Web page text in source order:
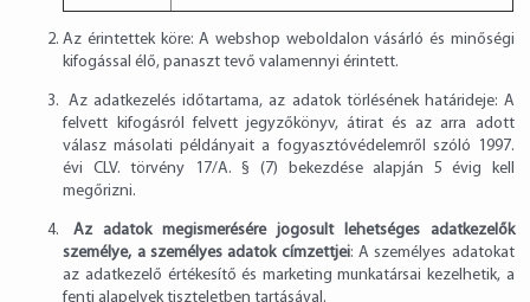
Az érintettek köre: A webshop weboldalon vásárló és minőségi
kifogással élő, panaszt tevő valamennyi érintett.
Az adatkezelés időtartama, az adatok törlésének határideje: A
felvett kifogásról felvett jegyzőkönyv, átirat és az arra adott
válasz másolati példányait a fogyasztóvédelemről szóló 1997.
évi CLV. törvény 17/A. § (7) bekezdése alapján 5 évig kell
megőrizni.
Az adatok megismerésére jogosult lehetséges adatkezelők
személye, a személyes adatok címzettjei: A személyes adatokat
az adatkezelő értékesítő és marketing munkatársai kezelhetik, a
fenti alapelvek tiszteletben tartásával.